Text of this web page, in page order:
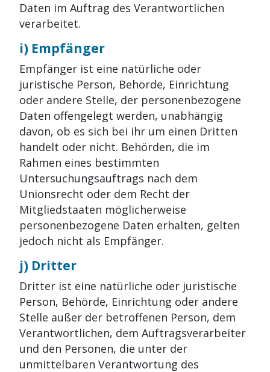
Daten im Auftrag des Verantwortlichen
verarbeitet.
i) Empfänger
Empfänger ist eine natürliche oder
juristische Person, Behörde, Einrichtung
oder andere Stelle, der personenbezogene
Daten offengelegt werden, unabhängig
davon, ob es sich bei ihr um einen Dritten
handelt oder nicht. Behörden, die im
Rahmen eines bestimmten
Untersuchungsauftrags nach dem
Unionsrecht oder dem Recht der
Mitgliedstaaten möglicherweise
personenbezogene Daten erhalten, gelten
jedoch nicht als Empfänger.
j) Dritter
Dritter ist eine natürliche oder juristische
Person, Behörde, Einrichtung oder andere
Stelle außer der betroffenen Person, dem
Verantwortlichen, dem Auftragsverarbeiter
und den Personen, die unter der
unmittelbaren Verantwortung des